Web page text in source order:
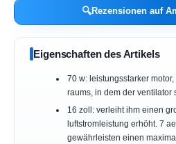
🔍Rezensionen auf
Eigenschaften des Artikels
70 w: leistungsstarker
raums, in dem der ventilator
16 zoll: verleiht ihm einen
luftstromleistung erhöht. 7
gewährleisten einen